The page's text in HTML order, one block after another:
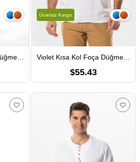
Violet Kısa Kol Foça Düğmeli Erkek Yazlık Tshirt Buz Mavi Bmv Violet Kısa Kol Foça Düğmeli Erkek Yazlık Tshirt Beyaz Byz
$55.43
Ücretsiz Kargo